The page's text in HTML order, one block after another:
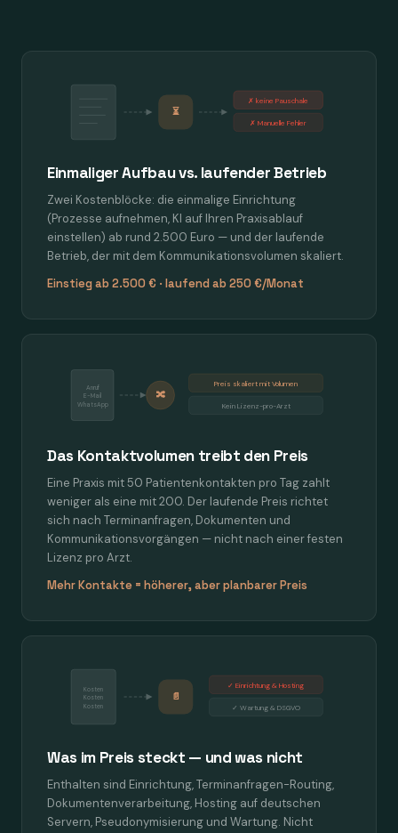
⏳
✗ keine Pauschale
✗ Manuelle Fehler
Einmaliger Aufbau vs. laufender Betrieb
Zwei Kostenblöcke: die einmalige Einrichtung
(Prozesse aufnehmen, KI auf Ihren Praxisablauf
einstellen) ab rund 2.500 Euro — und der laufende
Betrieb, der mit dem Kommunikationsvolumen skaliert.
Einstieg ab 2.500 € · laufend ab 250 €/Monat
Anruf
E-Mail
WhatsApp
🔀
Preis skaliert mit Volumen
Kein Lizenz-pro-Arzt
Das Kontaktvolumen treibt den Preis
Eine Praxis mit 50 Patientenkontakten pro Tag zahlt
weniger als eine mit 200. Der laufende Preis richtet
sich nach Terminanfragen, Dokumenten und
Kommunikationsvorgängen — nicht nach einer festen
Lizenz pro Arzt.
Mehr Kontakte = höherer, aber planbarer Preis
Kosten
Kosten
Kosten
📄
✓ Einrichtung & Hosting
✓ Wartung & DSGVO
Was im Preis steckt — und was nicht
Enthalten sind Einrichtung, Terminanfragen-Routing,
Dokumentenverarbeitung, Hosting auf deutschen
Servern, Pseudonymisierung und Wartung. Nicht